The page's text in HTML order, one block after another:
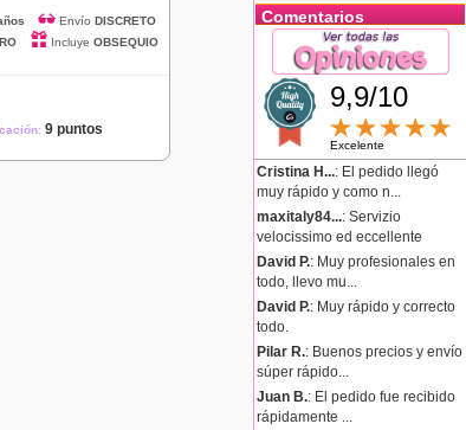
Envío DISCRETO
Incluye OBSEQUIO
9 puntos
Comentarios
9,9/10
Excelente
Cristina H...: El pedido llegó
muy rápido y como n...
maxitaly84...: Servizio
velocissimo ed eccellente
David P.: Muy profesionales en
todo, llevo mu...
David P.: Muy rápido y correcto
todo.
Pilar R.: Buenos precios y envío
súper rápido...
Juan B.: El pedido fue recibido
rápidamente ...